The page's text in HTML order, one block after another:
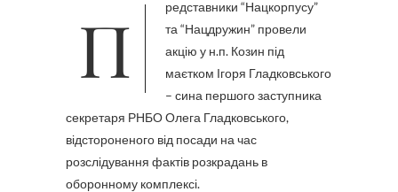
Представники “Нацкорпусу”
та “Нацдружин” провели
акцію у н.п. Козин під
маєтком Ігоря Гладковського
– сина першого заступника
секретаря РНБО Олега Гладковського,
відстороненого від посади на час
розслідування фактів розкрадань в
оборонному комплексі.